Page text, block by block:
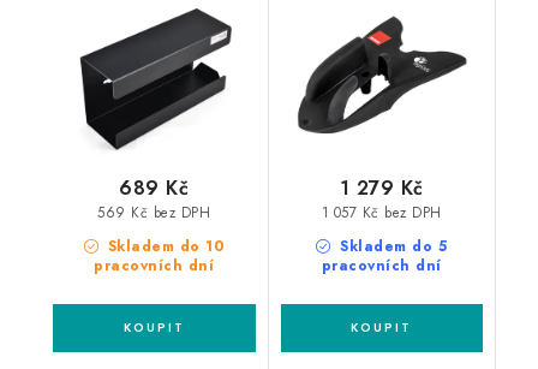
Skladem do 10
pracovních dní
569 Kč bez DPH
689 Kč
Skladem do 5
pracovních dní
1 057 Kč bez DPH
1 279 Kč